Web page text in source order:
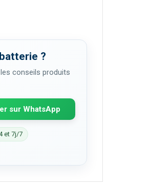
?
conseils produits
sur WhatsApp
et 7j/7